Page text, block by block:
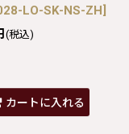
LO-SK-NS-ZH]
(税込)
カートに入れる